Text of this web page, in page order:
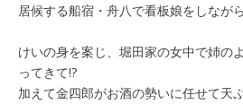
居候する船宿・舟八で看板娘をしなが
けいの身を案じ、堀田家の女中で姉の
ってきて!?
加えて金四郎がお酒の勢いに任せて天